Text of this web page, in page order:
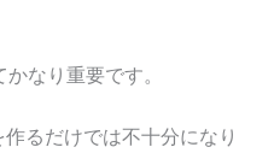
なり重要です。
るだけでは不十分になり